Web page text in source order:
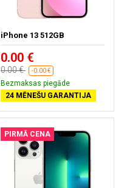
iPhone 13 512GB
0.00 €
0.00 € -0.00 €
Bezmaksas piegāde
24 MĒNEŠU GARANTIJA
PIRMĀ CENA